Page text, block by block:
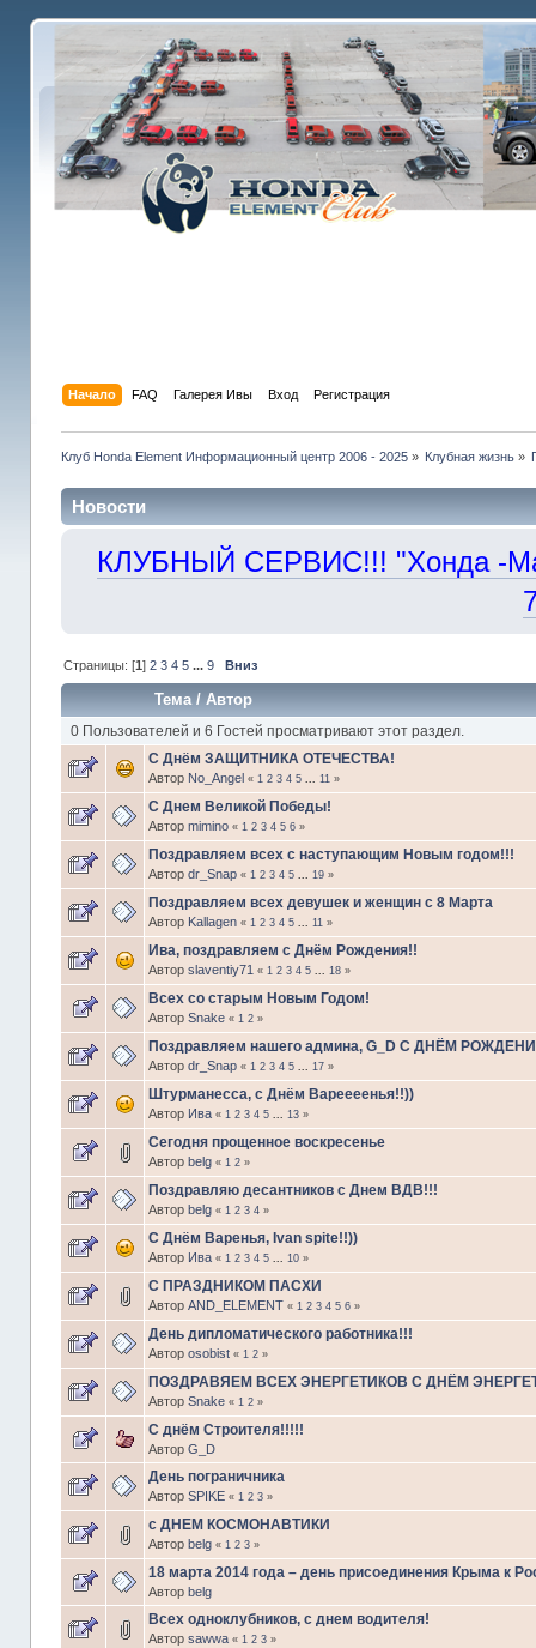
Начало FAQ Галерея Ивы Вход Регистрация
Клуб Honda Element Информационный центр 2006 - 2025» Клубная жизнь »
Новости
КЛУБНЫЙ СЕРВИС!!! "Хонда -
Страницы: [1] 2 3 4 5 ... 9 Вниз
Тема/ Автор
0 Пользователей и 6 Гостей просматривают этот раздел.
С Днём ЗАЩИТНИКА ОТЕЧЕСТВА!
Автор No_Angel « 1 2 3 4 5 ... 11»
С Днем Великой Победы!
Автор mimino « 1 2 3 4 5 6»
Поздравляем всех с наступающим Новым годом!!!
Автор dr_Snap « 1 2 3 4 5 ... 19»
Поздравляем всех девушек и женщин с 8 Марта
Автор Kallagen « 1 2 3 4 5 ... 11»
Ива, поздравляем с Днём Рождения!!
Автор slaventiy71 « 1 2 3 4 5 ... 18»
Всех со старым Новым Годом!
Автор Snake « 1 2»
Поздравляем нашего админа, G_D С ДНЁМ
Автор dr_Snap « 1 2 3 4 5 ... 17»
Штурманесса, с Днём Вареееенья!!))
Автор Ива « 1 2 3 4 5 ... 13»
Сегодня прощенное воскресенье
Автор belg « 1 2»
Поздравляю десантников с Днем ВДВ!!!
Автор belg « 1 2 3 4»
С Днём Варенья, Ivan spite!!))
Автор Ива « 1 2 3 4 5 ... 10»
C ПРАЗДНИКОМ ПАСХИ
Автор AND_ELEMENT « 1 2 3 4 5 6»
День дипломатического работника!!!
Автор osobist « 1 2»
ПОЗДРАВЯЕМ ВСЕХ ЭНЕРГЕТИКОВ С ДНЁМ
Автор Snake « 1 2»
С днём Строителя!!!!!
Автор G_D
День пограничника
Автор SPIKE « 1 2 3»
с ДНЕМ КОСМОНАВТИКИ
Автор belg « 1 2 3»
18 марта 2014 года – день присоединения Крыма к
Автор belg
Всех одноклубников, с днем водителя!
Автор sawwa « 1 2 3»